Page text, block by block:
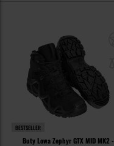
BESTSELLER
Buty Lowa Zephyr GTX MID MK2 -